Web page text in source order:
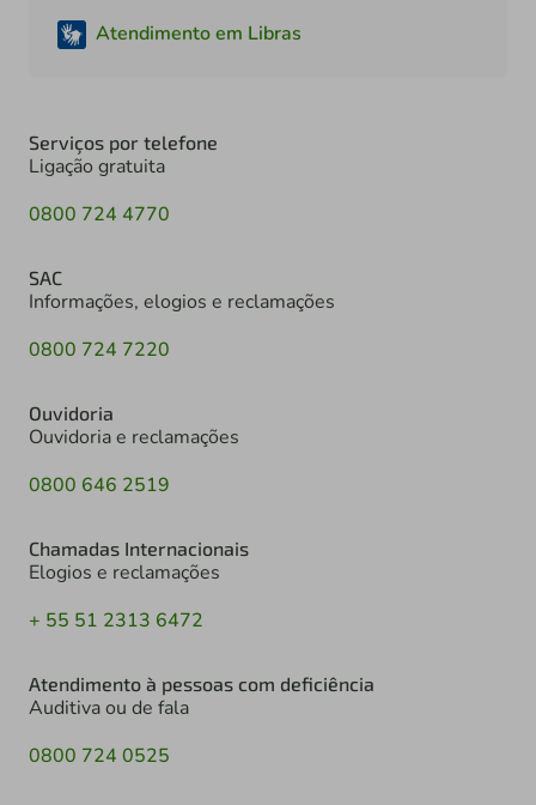
Atendimento em Libras
Serviços por telefone
Ligação gratuita
0800 724 4770
SAC
Informações, elogios e reclamações
0800 724 7220
Ouvidoria
Ouvidoria e reclamações
0800 646 2519
Chamadas Internacionais
Elogios e reclamações
+ 55 51 2313 6472
Atendimento à pessoas com deficiência
Auditiva ou de fala
0800 724 0525